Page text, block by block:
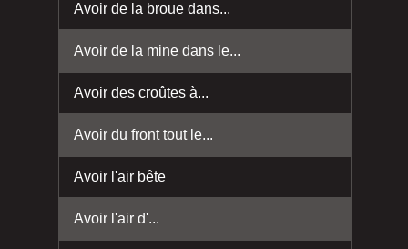
Avoir de la broue dans...
Avoir de la mine dans le...
Avoir des croûtes à...
Avoir du front tout le...
Avoir l'air bête
Avoir l'air d'...